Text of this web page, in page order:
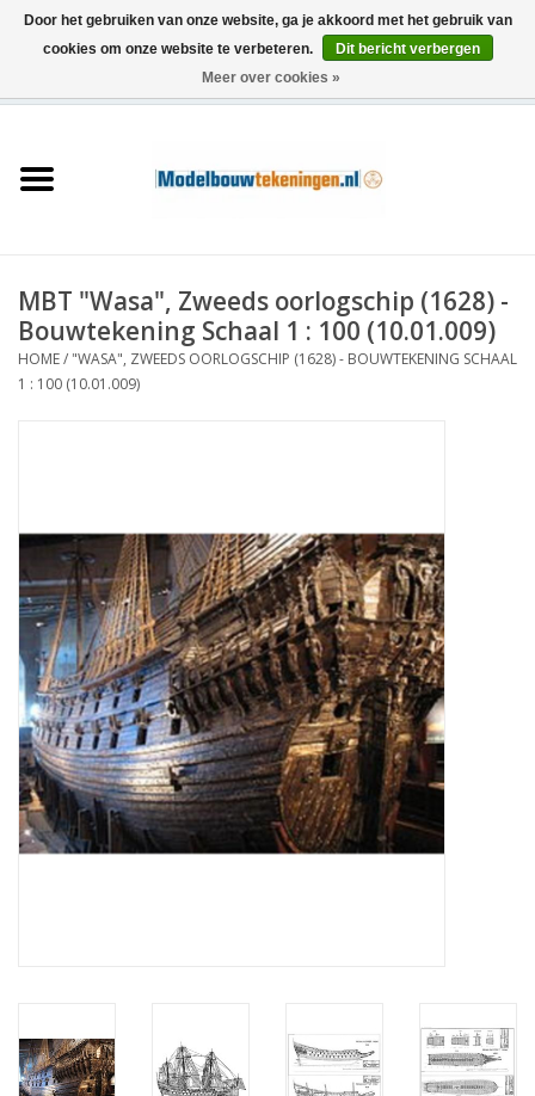
Schepen
Houtbouw
Scenery
Tijdschriften
Nieuwe tekeningen
NIEUWE TIJDSCHRIFTEN
ABONNEMENT DE
MODELBOUWER
MBT "Wasa", Zweeds oorlogschip (1628) -
Bouwtekening Schaal 1 : 100 (10.01.009)
HOME/ "WASA", ZWEEDS OORLOGSCHIP (1628) - BOUWTEKENING SCHAAL
1 : 100 (10.01.009)
Door het gebruiken van onze website, ga je akkoord met het gebruik van
cookies om onze website te verbeteren.
Dit bericht verbergen
Meer over cookies »